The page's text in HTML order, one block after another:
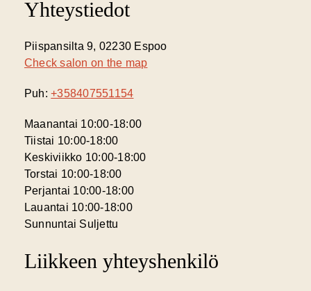
Yhteystiedot
Piispansilta 9, 02230 Espoo
Check salon on the map
Puh:+358407551154
Maanantai 10:00-18:00
Tiistai 10:00-18:00
Keskiviikko 10:00-18:00
Torstai 10:00-18:00
Perjantai 10:00-18:00
Lauantai 10:00-18:00
Sunnuntai Suljettu
Liikkeen yhteyshenkilö